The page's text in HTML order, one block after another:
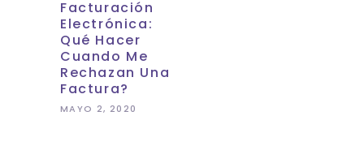
Facturación
Electrónica:
Qué Hacer
Cuando Me
Rechazan Una
Factura?
MAYO 2, 2020